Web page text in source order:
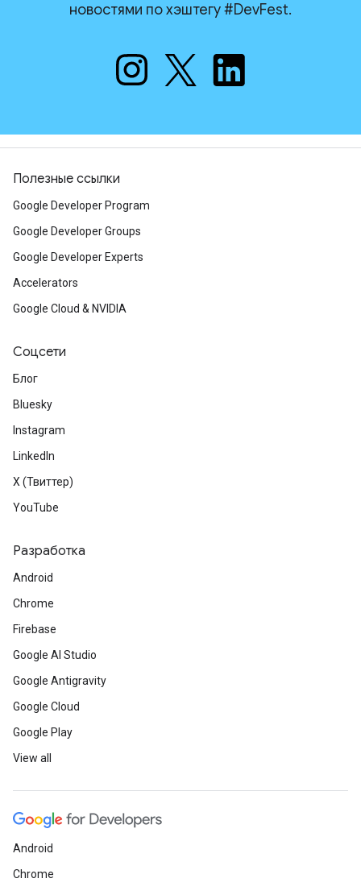
новостями по хэштегу #DevFest.
Полезные ссылки
Google Developer Program
Google Developer Groups
Google Developer Experts
Accelerators
Google Cloud & NVIDIA
Соцсети
Блог
Bluesky
Instagram
LinkedIn
X (Твиттер)
YouTube
Разработка
Android
Chrome
Firebase
Google AI Studio
Google Antigravity
Google Cloud
Google Play
View all
Android
Chrome